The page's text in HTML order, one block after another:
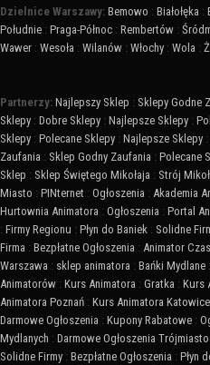
Dzielnice Warszawy: Bemowo : Białołęka :
Południe : Praga-Północ : Rembertów :
Wawer : Wesoła : Wilanów : Włochy : Wola :
Partnerzy: Najlepszy Sklep : Sklepy Godne
Sklepy : Dobre Sklepy : Najlepsze Sklepy :
Sklepy : Polecane Sklepy : Najlepsze Sklepy :
Zaufania : Sklep Godny Zaufania : Polecane
Sklep : Sklep Świętego Mikołaja : Strój
Miasto : PINternet : Ogłoszenia : Akademia
Hurtownia Animatora : Ogłoszenia : Portal
: Firmy Regionu : Płyn do Baniek : Solidne
Firma : Bezpłatne Ogłoszenia : Animator
Warszawa : sklep animatora : Bańki Mydlane :
Animatorów : Kurs Animatora : Gratka : Kurs
Animatora Poznań : Kurs Animatora Katowice
Darmowe Ogłoszenia : Kupony Rabatowe :
Mydlanych : Darmowe Ogłoszenia Trójmiasto
Solidne Firmy : Bezpłatne Ogłoszenia : Płyn